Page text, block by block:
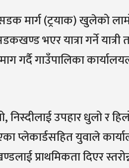
मार्ग (ट्रयाक) खुलेको
भएर यात्रा गर्ने
गर्दै गाउँपालिका
निस्दीलाई उपहार धुलो र
प्लेकार्डसहित युवाले
प्राथमिकता दिएर